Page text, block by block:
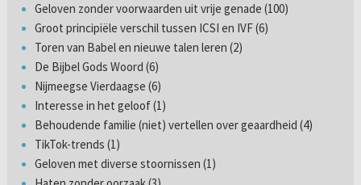
Geloven zonder voorwaarden uit vrije genade (100)
Groot principiële verschil tussen ICSI en IVF (6)
Toren van Babel en nieuwe talen leren (2)
De Bijbel Gods Woord (6)
Nijmeegse Vierdaagse (6)
Interesse in het geloof (1)
Behoudende familie (niet) vertellen over geaardheid (4)
TikTok-trends (1)
Geloven met diverse stoornissen (1)